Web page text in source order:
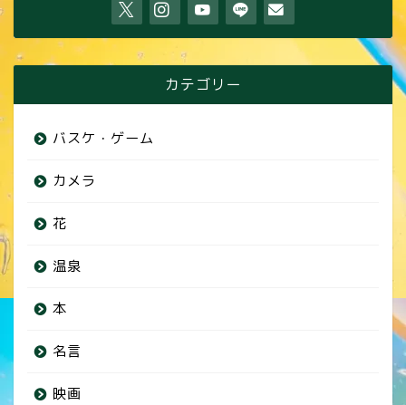
カテゴリー
バスケ・ゲーム
カメラ
花
温泉
本
名言
映画